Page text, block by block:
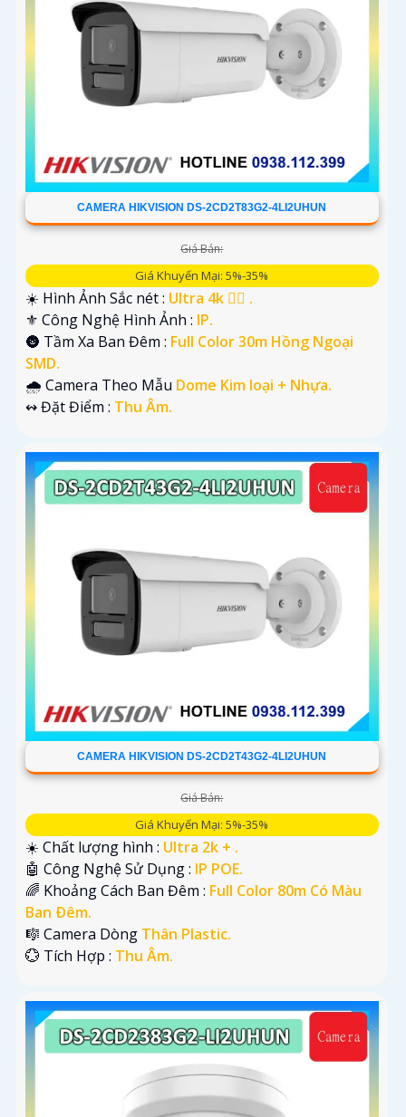
CAMERA HIKVISION DS-2CD2T83G2-4LI2UHUN
Giá Bán:
Giá Khuyến Mại: 5%-35%
☀️ Hình Ảnh Sắc nét : Ultra 4k 👍🏾 .
⚜️ Công Nghệ Hình Ảnh : IP.
🌚 Tầm Xa Ban Đêm : Full Color 30m Hồng Ngoại
SMD.
🌧️ Camera Theo Mẫu Dome Kim loại + Nhựa.
️↭ Đặt Điểm : Thu Âm.
CAMERA HIKVISION DS-2CD2T43G2-4LI2UHUN
Giá Bán:
Giá Khuyến Mại: 5%-35%
☀️ Chất lượng hình : Ultra 2k + .
🤖️ Công Nghệ Sử Dụng : IP POE.
🌈 Khoảng Cách Ban Đêm : Full Color 80m Có Màu
Ban Ðêm.
🎼️ Camera Dòng Thân Plastic.
️💮 Tích Hợp : Thu Âm.